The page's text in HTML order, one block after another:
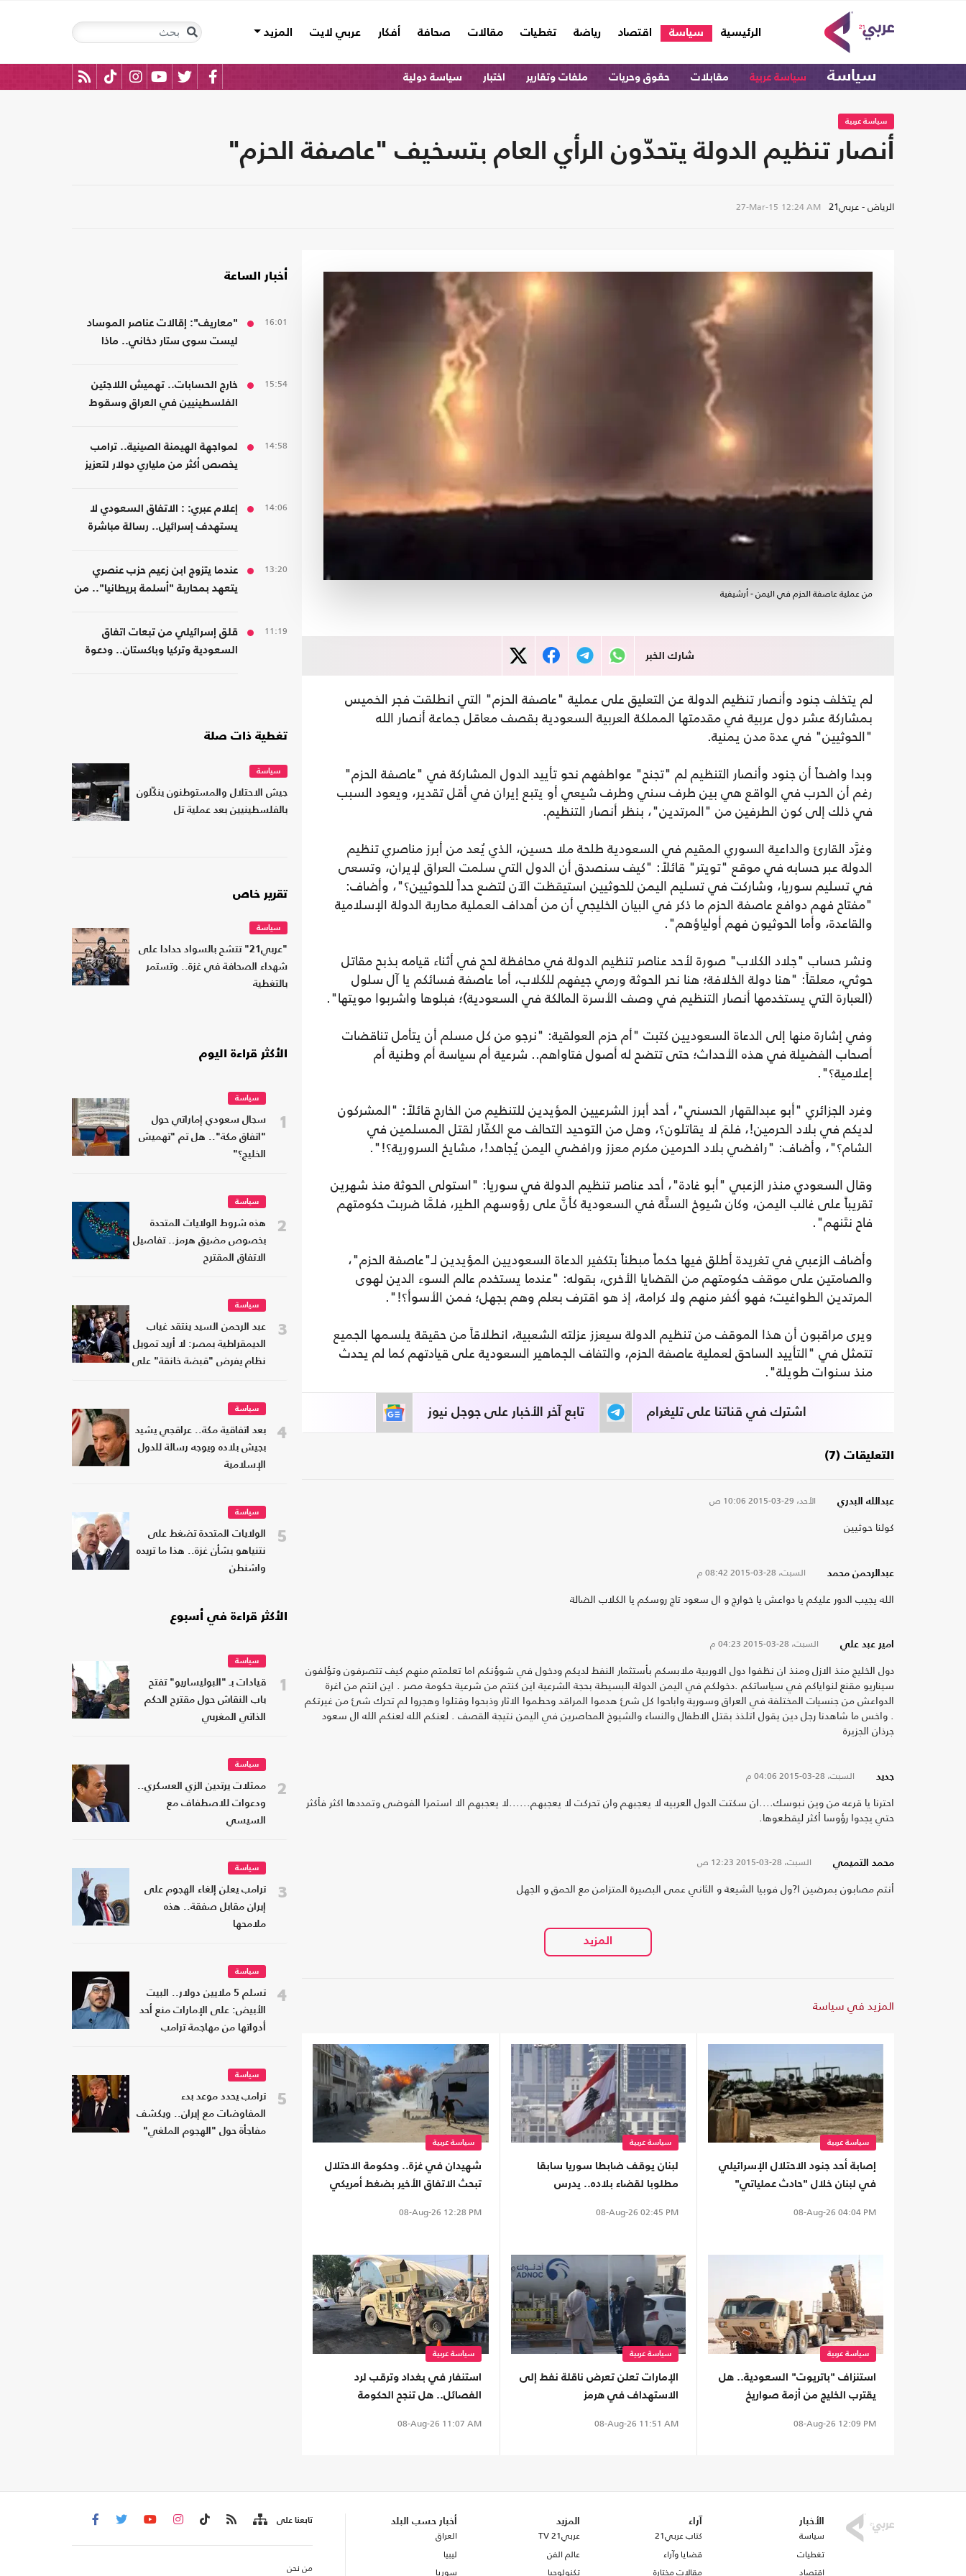
الرئيسية
(current) سياسة اقتصاد رياضة تغطيات مقالات صحافة أفكار عربي لايت المزيد
سياسة سياسة عربية مقابلات حقوق وحريات ملفات وتقارير اختبار سياسة دولية
سياسة عربية
أنصار تنظيم الدولة يتحدّون الرأي العام بتسخيف "عاصفة الحزم"
الرياض - عربي21 27-Mar-15 12:24 AM
من عملية عاصفة الحزم في اليمن - أرشيفية
شارك الخبر
لم يتخلف جنود وأنصار تنظيم الدولة عن التعليق على عملية "عاصفة الحزم" التي انطلقت فجر الخميس
بمشاركة عشر دول عربية في مقدمتها المملكة العربية السعودية بقصف معاقل جماعة أنصار الله
"الحوثيين" في عدة مدن يمنية.
وبدا واضحاً أن جنود وأنصار التنظيم لم "تجنح" عواطفهم نحو تأييد الدول المشاركة في "عاصفة الحزم"
رغم أن الحرب في الواقع هي بين طرف سني وطرف شيعي أو يتبع إيران في أقل تقدير، ويعود السبب
في ذلك إلى كون الطرفين من "المرتدين"، بنظر أنصار التنظيم.
وغرَّد القارئ والداعية السوري المقيم في السعودية طلحة ملا حسين، الذي يُعد من أبرز مناصري تنظيم
الدولة عبر حسابه في موقع "تويتر" قائلاً: "كيف سنصدق أن الدول التي سلمت العراق لإيران، وتسعى
في تسليم سوريا، وشاركت في تسليم اليمن للحوثيين استيقظت الآن لتضع حداً للحوثيين؟"، وأضاف:
"مفتاح فهم دوافع عاصفة الحزم ما ذكر في البيان الخليجي أن من أهداف العملية محاربة الدولة الإسلامية
والقاعدة، وأما الحوثيون فهم أولياؤهم".
ونشر حساب "جلاد الكلاب" صورة لأحد عناصر تنظيم الدولة في محافظة لحج في أثناء قيامه بذبح مقاتل
حوثي، معلقاً: "هنا دولة الخلافة؛ هنا نحر الحوثة ورمي جيفهم للكلاب، أما عاصفة فسائكم يا آل سلول
(العبارة التي يستخدمها أنصار التنظيم في وصف الأسرة المالكة في السعودية)؛ فبلوها واشربوا مويتها".
وفي إشارة منها إلى الدعاة السعوديين كتبت "أم حزم العولقية: "نرجو من كل مسلم أن يتأمل تناقضات
أصحاب الفضيلة في هذه الأحداث؛ حتى تتضح له أصول فتاواهم.. شرعية أم سياسة أم وطنية أم
إعلامية؟".
وغرد الجزائري "أبو عبدالقهار الحسني"، أحد أبرز الشرعيين المؤيدين للتنظيم من الخارج قائلاً: "المشركون
لديكم في بلاد الحرمين!، فلمَ لا يقاتلون؟، وهل من التوحيد التحالف مع الكفّار لقتل المسلمين في
الشام؟"، وأضاف: "رافضي بلاد الحرمين مكرم معزز ورافضي اليمن يُجاهد!، مشايخ السرورية؟!".
وقال السعودي منذر الزعبي "أبو غادة"، أحد عناصر تنظيم الدولة في سوريا: "استولى الحوثة منذ شهرين
تقريباً على غالب اليمن، وكان شيوخ السنَّة في السعودية كأنَّ على رؤوسهم الطير، فلمَّا ضربت حكومتهم
فاح نتَنهم".
وأضاف الزعبي في تغريدة أطلق فيها حكماً مبطناً بتكفير الدعاة السعوديين المؤيدين لـ"عاصفة الحزم"،
والصامتين على موقف حكومتهم من القضايا الأخرى، بقوله: "عندما يستخدم عالم السوء الدين لهوى
المرتدين الطواغيت؛ فهو أكفر منهم ولا كرامة، إذ هو اقترف بعلم وهم بجهل؛ فمن الأسوأ؟!".
ويرى مراقبون أن هذا الموقف من تنظيم الدولة سيعزز عزلته الشعبية، انطلاقاً من حقيقة يلسمها الجميع
تتمثل في "التأييد الساحق لعملية عاصفة الحزم، والتفاف الجماهير السعودية على قيادتهم كما لم يحدث
منذ سنوات طويلة".
تابع آخر الأخبار على جوجل نيوز اشترك في قناتنا على تليغرام
التعليقات (7)
عبدالله البدري الأحد، 29-03-2015 10:06 ص
كولنا حوثيين
عبدالرحمن محمد السبت، 28-03-2015 08:42 م
الله يجيب الدور عليكم يا دواعش يا خوارج و ال سعود تاج روسكم يا الكلاب الضالة
امير عبد علي السبت، 28-03-2015 04:23 م
دول الخليج منذ الازل ومنذ ان نظفوا دول الاوربية ملابسكم بأستثمار النفط لديكم ودخول في شوؤنكم اما تعلمتم منهم كيف تتصرفون وتؤلفون
سيناريو مقنع لنواياكم في سياساتكم .دخولكم في اليمن الدولة البسيطة بحجة الشرعية اين كنتم من شرعية حكومة مصر . اين انتم من اغرة
الدواعش من جنسيات المختلفة في العراق وسورية واباحوا كل شئ هدموا المراقد وحطموا الاثار وذبحوا وقتلوا وهجروا لم تحرك شئ من غيرتكم
. واخس ما شاهدنا رجل دين يقول اتلذذ بقتل الاطفال والنساء والشيوخ المحاصرين في اليمن نتيجة القصف . لعنكم الله لعنكم الله ال سعود
جرذان الجزيرة
جديد السبت، 28-03-2015 04:06 م
احترنا يا قرعه من وين نبوسك....ان سكتت الدول العربيه لا يعجبهم وان تحركت لا يعجبهم......لا يعجبهم الا استمرا الفوضى وتمددها اكثر فأكثر
حتي يجدوا رؤوسا أكثر ليقطعوها.
محمد التميمي السبت، 28-03-2015 12:23 ص
أنتم مصابون بمرضين ا?ول فوبيا الشيعة و الثاني عمى البصيرة المتزامن مع الحمق و الجهل
المزيد في سياسة
سياسة عربية
إصابة أحد جنود الاحتلال الإسرائيلي
في لبنان خلال "حادث عملياتي"
08-Aug-26 04:04 PM
سياسة عربية
لبنان يوقف ضابطا سوريا سابقا
مطلوبا لقضاء بلاده.. يدرس
08-Aug-26 02:45 PM
سياسة عربية
شهيدان في غزة.. وحكومة الاحتلال
تبحث الاتفاق الأخير بضغط أمريكي
08-Aug-26 12:28 PM
سياسة عربية
استنزاف "باتريوت" السعودية.. هل
يقترب الخليج من أزمة صواريخ
08-Aug-26 12:09 PM
سياسة عربية
الإمارات تعلن تعرض ناقلة نفط إلى
الاستهداف في هرمز
08-Aug-26 11:51 AM
سياسة عربية
استنفار في بغداد وترقب لرد
الفصائل.. هل تنجح الحكومة
08-Aug-26 11:07 AM
أخبار الساعة
16:01
"معاريف": إقالات عناصر الموساد
ليست سوى ستار دخاني.. ماذا
15:54
خارج الحسابات.. تهميش اللاجئين
الفلسطينيين في العراق وسقوط
14:58
لمواجهة الهيمنة الصينية.. ترامب
يخصص أكثر من ملياري دولار لتعزيز
14:06
إعلام عبري: : الاتفاق السعودي لا
يستهدف إسرائيل.. رسالة مباشرة
13:20
عندما يتزوج ابن زعيم حزب عنصري
يتعهد بمحاربة "أسلمة بريطانيا".. من
11:19
قلق إسرائيلي من تبعات اتفاق
السعودية وتركيا وباكستان.. ودعوة
تغطية ذات صلة
سياسة
جيش الاحتلال والمستوطنون ينكّلون
بالفلسطينيين بعد عملية تل
تقرير خاص
سياسة
"عربي21" تتشح بالسواد حدادا على
شهداء الصحافة في غزة.. وتستمر
بالتغطية
الأكثر قراءة اليوم
1
سياسة
سجال سعودي إماراتي حول
"اتفاق مكة".. هل تم "تهميش
الخليج؟"
2
سياسة
هذه شروط الولايات المتحدة
بخصوص مضيق هرمز.. تفاصيل
الاتفاق المقترح
3
سياسة
عبد الرحمن السيد ينتقد غياب
الديمقراطية بمصر: لا أريد تمويل
نظام يفرض "قبضة خانقة" على
4
سياسة
بعد اتفاقية مكة.. عراقجي يشيد
بجيش بلاده ويوجه رسالة للدول
الإسلامية
5
سياسة
الولايات المتحدة تضغط على
نتنياهو بشأن غزة.. هذا ما تريده
واشنطن
الأكثر قراءة في أسبوع
1
سياسة
قيادات بـ "البوليساريو" تفتح
باب النقاش حول مقترح الحكم
الذاتي المغربي
2
سياسة
ممثلات يرتدين الزي العسكري..
ودعوات للاصطفاف مع
السيسي
3
سياسة
ترامب يعلن إلغاء الهجوم على
إيران مقابل صفقة.. هذه
ملامحها
4
سياسة
تسلم 5 ملايين دولار.. البيت
الأبيض: على الإمارات منع أحد
أدواتها من مهاجمة ترامب
5
سياسة
ترامب يحدد موعد بدء
المفاوضات مع إيران.. ويكشف
مفاجأة حول "الهجوم الملغي"
الأخبار
سياسة
تغطيات
اقتصاد
آراء
كتاب عربي21
قضايا وآراء
مقالات مختارة
المزيد
عربي21 TV
عالم الفن
تكنولوجيا
أخبار حسب البلد
العراق
ليبيا
سوريا
تابعنا على
من نحن